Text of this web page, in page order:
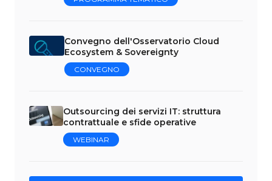
Convegno dell'Osservatorio Cloud
Ecosystem & Sovereignty
CONVEGNO
Outsourcing dei servizi IT: struttura
contrattuale e sfide operative
WEBINAR